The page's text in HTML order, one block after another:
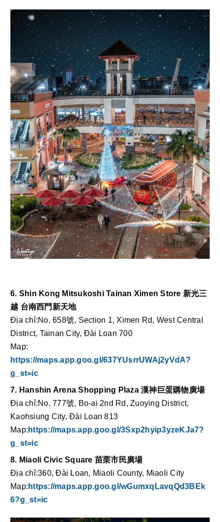
6. Shin Kong Mitsukoshi Tainan Ximen Store 新光三
越 台南西門新天地
Địa chỉ:No. 658號, Section 1, Ximen Rd, West Central
District, Tainan City, Đài Loan 700
https://maps.app.goo.gl/637YUsrrUWAj2yVdA?
g_st=ic
7. Hanshin Arena Shopping Plaza 漢神巨蛋購物廣場
Địa chỉ:No. 777號, Bo-ai 2nd Rd, Zuoying District,
Kaohsiung City, Đài Loan 813
Map: https://maps.app.goo.gl/3Sxp2hyip3yzeKJa7?
g_st=ic
8. Miaoli Civic Square 苗栗市民廣場
Địa chỉ:360, Đài Loan, Miaoli County, Miaoli City
Map: https://maps.app.goo.gl/wGumxqLavqQd3BEk
6?g_st=ic